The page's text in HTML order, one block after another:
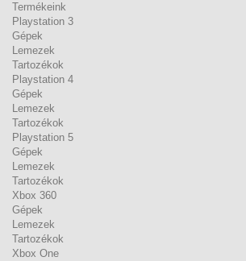
Termékeink
Playstation 3
Gépek
Lemezek
Tartozékok
Playstation 4
Gépek
Lemezek
Tartozékok
Playstation 5
Gépek
Lemezek
Tartozékok
Xbox 360
Gépek
Lemezek
Tartozékok
Xbox One